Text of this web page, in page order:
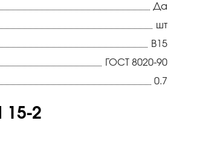
Да
шт
В15
ГОСТ 8020-90
0.7
2